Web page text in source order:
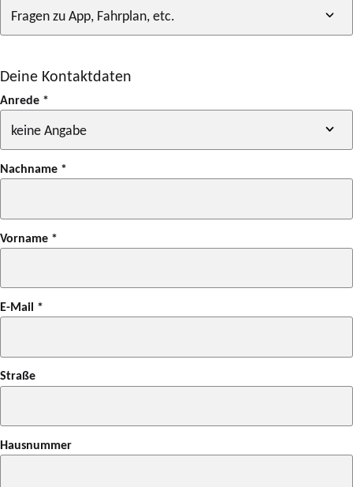
Deine Kontaktdaten
Anrede *
Nachname *
Vorname *
E-Mail *
Straße
Hausnummer